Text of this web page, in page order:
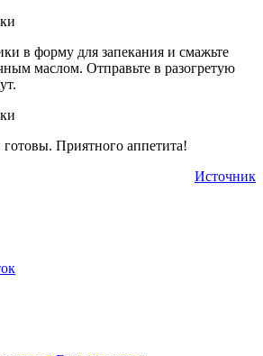
в форму для запекания и смажьте
маслом. Отправьте в разогретую
Приятного аппетита!
Источник